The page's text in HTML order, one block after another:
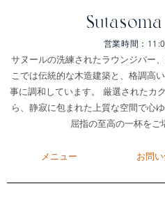
営業時間：
サヌールの洗練されたラウンジバー
こでは伝統的な木造建築と、格調高
事に調和しています。 厳選されたカ
ら、静寂に包まれた上質な空間で心
屈指の至高の一杯をご
メニュー お問